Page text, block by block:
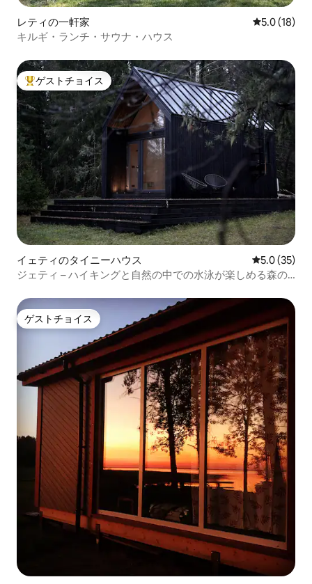
レティの一軒家 レビュー18
5.0 (18)
キルギ・ランチ・サウナ・ハウス
大好評のゲストチョイスです。
ゲストチョイス
イェティのタイニーハウス レビュー35
5.0 (35)
ジェティ – ハイキングと自然の中での水泳が楽しめる森の
ゲストチョイス
ゲストチョイス